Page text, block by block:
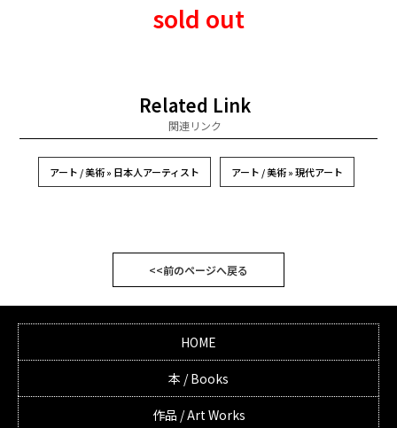
sold out
Related Link
関連リンク
アート / 美術 » 日本人アーティスト アート / 美術 » 現代アート
<<前のページへ戻る
HOME
本 / Books
作品 / Art Works